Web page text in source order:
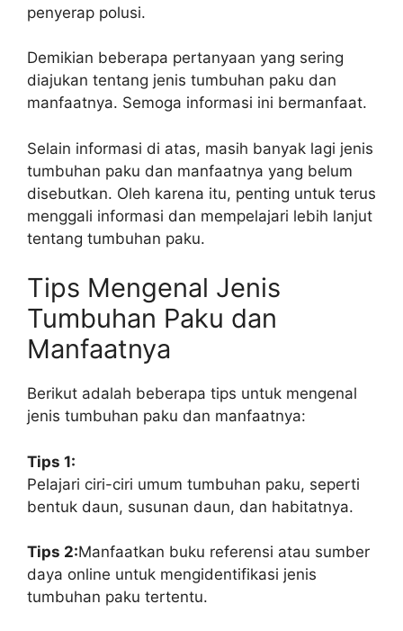
penyerap polusi.
Demikian beberapa pertanyaan yang sering
diajukan tentang jenis tumbuhan paku dan
manfaatnya. Semoga informasi ini bermanfaat.
Selain informasi di atas, masih banyak lagi jenis
tumbuhan paku dan manfaatnya yang belum
disebutkan. Oleh karena itu, penting untuk terus
menggali informasi dan mempelajari lebih lanjut
tentang tumbuhan paku.
Tips Mengenal Jenis
Tumbuhan Paku dan
Manfaatnya
Berikut adalah beberapa tips untuk mengenal
jenis tumbuhan paku dan manfaatnya:
Tips 1:
Pelajari ciri-ciri umum tumbuhan paku, seperti
bentuk daun, susunan daun, dan habitatnya.
Tips 2:Manfaatkan buku referensi atau sumber
daya online untuk mengidentifikasi jenis
tumbuhan paku tertentu.